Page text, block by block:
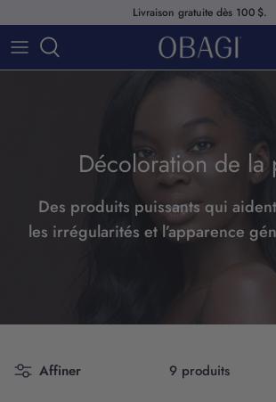
au
contenu
Livraison gratuite dès 100 $.
MAGASINER
MAGASINER PAR PRODUITS
MAGASINER PAR PROBLÈMES DE
MAGASINER PAR LIGNES DE
À PROPOS
Notre histoire
Décoloration de la
Des produits puissants qui
les irrégularités et l’apparence
Affiner 9 produits